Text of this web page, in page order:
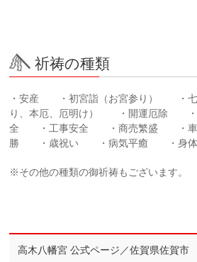
祈祷の種類
・安産 ・初宮詣（お宮参り） ・
り、本厄、厄明け） ・開運厄除
全 ・工事安全 ・商売繁盛 ・
勝 ・歳祝い ・病気平癒 ・身体
※その他の種類の御祈祷もございます。
高木八幡宮 公式ページ／佐賀県佐賀市